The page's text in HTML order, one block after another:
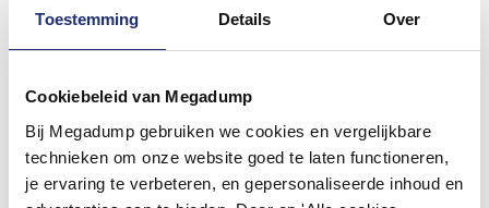
Toestemming Details Over
Cookiebeleid van Megadump
Bij Megadump gebruiken we cookies en vergelijkbare
technieken om onze website goed te laten functioneren,
je ervaring te verbeteren, en gepersonaliseerde inhoud en
telefonisch of via mail contact met ons op
om het door te